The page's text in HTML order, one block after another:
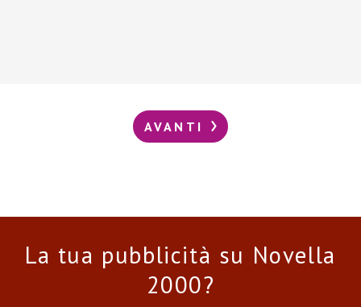
AVANTI
La tua pubblicità su Novella
2000?